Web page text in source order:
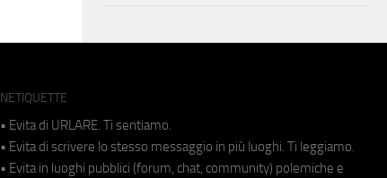
NETIQUETTE
• Evita di URLARE. Ti sentiamo.
• Evita di scrivere lo stesso messaggio in più luoghi. Ti leggiamo.
• Evita in luoghi pubblici (forum, chat, community) polemiche e